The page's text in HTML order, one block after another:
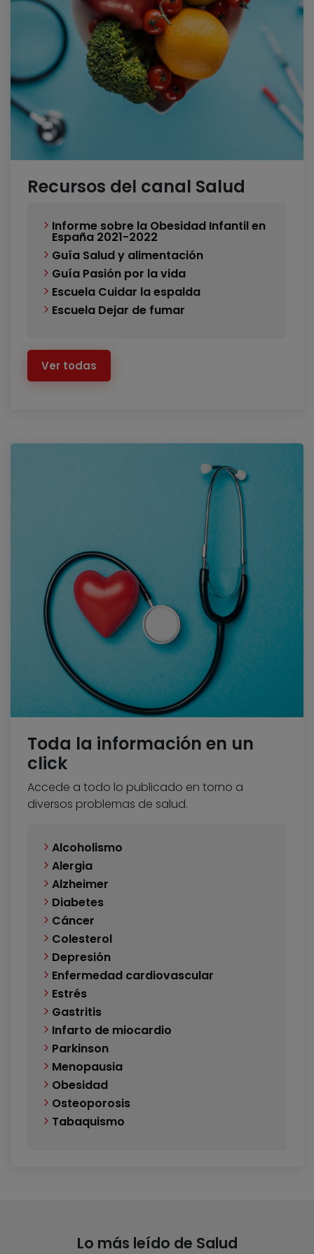
Recursos del canal Salud
Informe sobre la Obesidad Infantil en
España 2021-2022
Guía Salud y alimentación
Guía Pasión por la vida
Escuela Cuidar la espalda
Escuela Dejar de fumar
Ver todas
Toda la información en un
click
Accede a todo lo publicado en torno a
diversos problemas de salud.
Alcoholismo
Alergia
Alzheimer
Diabetes
Cáncer
Colesterol
Depresión
Enfermedad cardiovascular
Estrés
Gastritis
Infarto de miocardio
Parkinson
Menopausia
Obesidad
Osteoporosis
Tabaquismo
Lo más leído de Salud